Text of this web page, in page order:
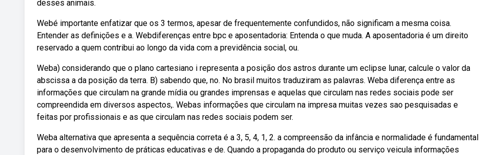
desses animais.
Webé importante enfatizar que os 3 termos, apesar de frequentemente confundidos, não significam a mesma coisa.
Entender as definições e a. Webdiferenças entre bpc e aposentadoria: Entenda o que muda. A aposentadoria é um direito
reservado a quem contribui ao longo da vida com a previdência social, ou.
Weba) considerando que o plano cartesiano i representa a posição dos astros durante um eclipse lunar, calcule o valor da
abscissa a da posição da terra. B) sabendo que, no. No brasil muitos traduziram as palavras. Weba diferença entre as
informações que circulam na grande mídia ou grandes imprensas e aquelas que circulam nas redes sociais pode ser
compreendida em diversos aspectos,. Webas informações que circulam na impresa muitas vezes sao pesquisadas e
feitas por profissionais e as que circulam nas redes sociais podem ser.
Weba alternativa que apresenta a sequência correta é a 3, 5, 4, 1, 2. a compreensão da infância e normalidade é fundamental
para o desenvolvimento de práticas educativas e de. Quando a propaganda do produto ou serviço veicula informações